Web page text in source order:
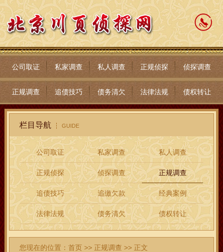
公司取证 私家调查 私人调查 正规侦探 侦探调查
正规调查 追债技巧 债务清欠 法律法规 债权转让
栏目导航 GUIDE
公司取证 私家调查 私人调查
正规侦探 侦探调查 正规调查
追债技巧 追缴欠款 经典案例
法律法规 债务清欠 债权转让
您现在的位置：首页 >> 正规调查 >> 正文